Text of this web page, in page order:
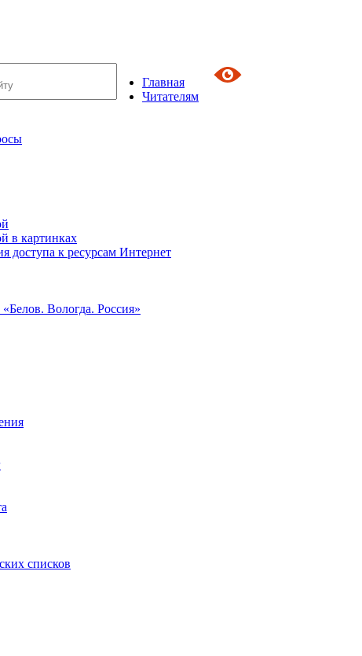
Главная
Читателям
в картинках
доступа к ресурсам Интернет
Вологда. Россия»
списков